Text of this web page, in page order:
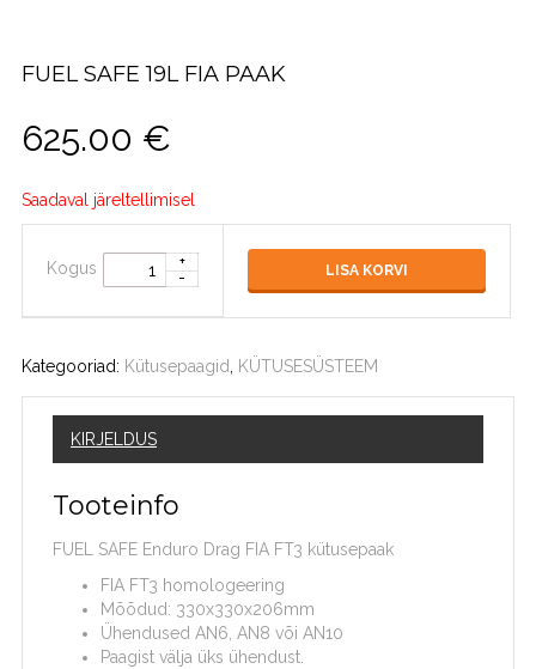
FUEL SAFE 19L FIA PAAK
625.00 €
Saadaval järeltellimisel
Kogus LISA KORVI
Kategooriad: Kütusepaagid KÜTUSESÜSTEEM
KIRJELDUS
Tooteinfo
FUEL SAFE Enduro Drag FIA FT3 kütusepaak
FIA FT3 homologeering
Mõõdud: 330x330x206mm
Ühendused AN6, AN8 või AN10
Paagist välja üks ühendust.